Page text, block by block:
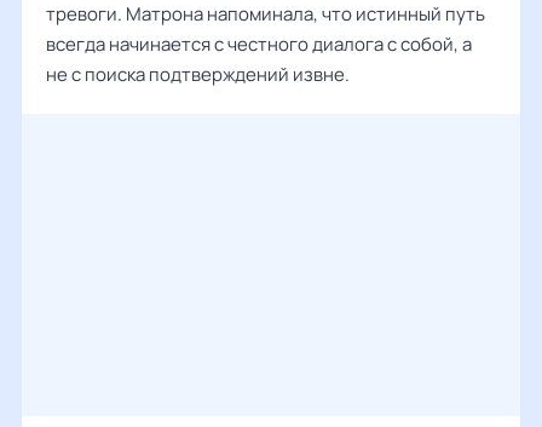
тревоги. Матрона напоминала, что истинный путь
всегда начинается с честного диалога с собой, а
не с поиска подтверждений извне.